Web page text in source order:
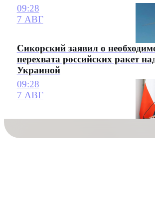
09:28
7 АВГ
Сикорский заявил о
перехвата российских ракет
Украиной
09:28
7 АВГ